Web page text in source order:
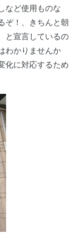
など使用ものな
ぞ！、きちんと朝
と宣言しているの
わかりませんか
化に対応するため